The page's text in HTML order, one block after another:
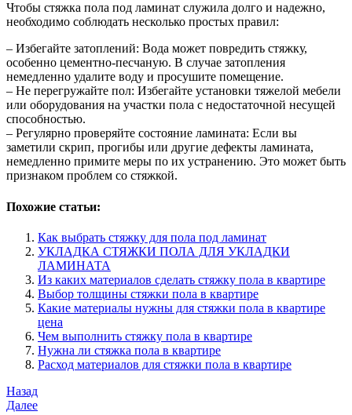
Чтобы стяжка пола под ламинат служила долго и надежно,
необходимо соблюдать несколько простых правил:
– Избегайте затоплений: Вода может повредить стяжку,
особенно цементно-песчаную. В случае затопления
немедленно удалите воду и просушите помещение.
– Не перегружайте пол: Избегайте установки тяжелой мебели
или оборудования на участки пола с недостаточной несущей
способностью.
– Регулярно проверяйте состояние ламината: Если вы
заметили скрип, прогибы или другие дефекты ламината,
немедленно примите меры по их устранению. Это может быть
признаком проблем со стяжкой.
Похожие статьи:
Как выбрать стяжку для пола под ламинат
УКЛАДКА СТЯЖКИ ПОЛА ДЛЯ УКЛАДКИ
ЛАМИНАТА
Из каких материалов сделать стяжку пола в квартире
Выбор толщины стяжки пола в квартире
Какие материалы нужны для стяжки пола в квартире
цена
Чем выполнить стяжку пола в квартире
Нужна ли стяжка пола в квартире
Расход материалов для стяжки пола в квартире
Навигация
Предыдущая
запись
Назад
Следующая
Далее